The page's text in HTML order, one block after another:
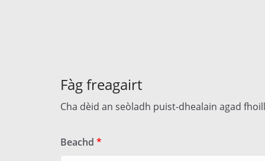
Fàg freagairt
Cha dèid an seòladh puist-dhealain agad
Beachd *